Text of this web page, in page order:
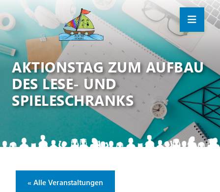
AKTIONSTAG ZUM AUFBAU
DES LESE- UND
SPIELESCHRANKS
« Alle Veranstaltungen